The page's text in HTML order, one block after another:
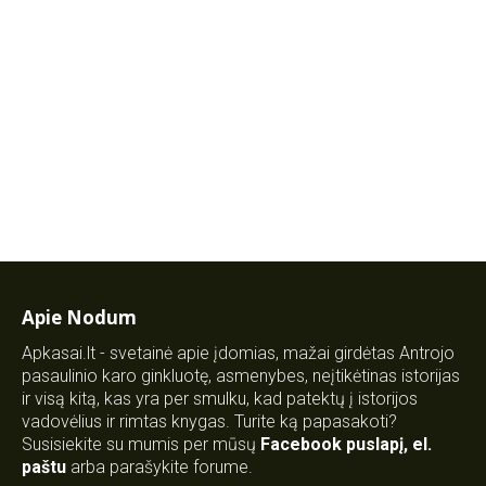
Apie Nodum
Apkasai.lt - svetainė apie įdomias, mažai girdėtas Antrojo
pasaulinio karo ginkluotę, asmenybes, neįtikėtinas istorijas
ir visą kitą, kas yra per smulku, kad patektų į istorijos
vadovėlius ir rimtas knygas. Turite ką papasakoti?
Susisiekite su mumis per mūsų Facebook puslapį, el.
paštu arba parašykite forume.